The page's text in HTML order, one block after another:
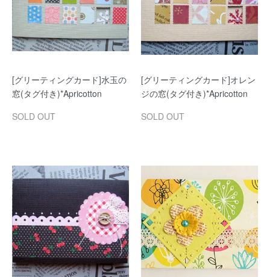
[グリーティングカード]水玉の
窓(タグ付き)*Apricotton
SOLD OUT
[グリーティングカード]オレン
ジの窓(タグ付き)*Apricotton
SOLD OUT